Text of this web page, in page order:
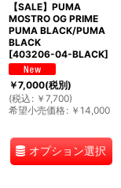
【SALE】PUMA
MOSTRO OG PRIME
PUMA BLACK/PUMA
BLACK
[403206-04-BLACK]
￥7,000(税別)
(税込 : ￥ 7,700)
希望小売価格: ￥ 14,000
オプション選択